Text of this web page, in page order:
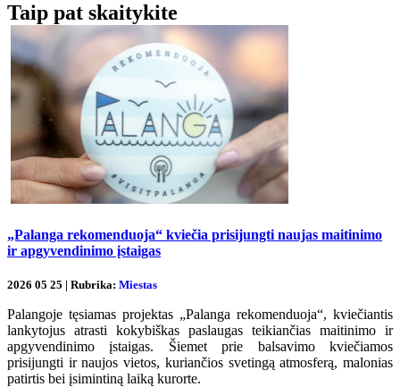
Taip pat skaitykite
„Palanga rekomenduoja“ kviečia prisijungti naujas maitinimo
ir apgyvendinimo įstaigas
2026 05 25 | Rubrika: Miestas
Palangoje tęsiamas projektas „Palanga rekomenduoja“, kviečiantis
lankytojus atrasti kokybiškas paslaugas teikiančias maitinimo ir
apgyvendinimo įstaigas. Šiemet prie balsavimo kviečiamos
prisijungti ir naujos vietos, kuriančios svetingą atmosferą, malonias
patirtis bei įsimintiną laiką kurorte.